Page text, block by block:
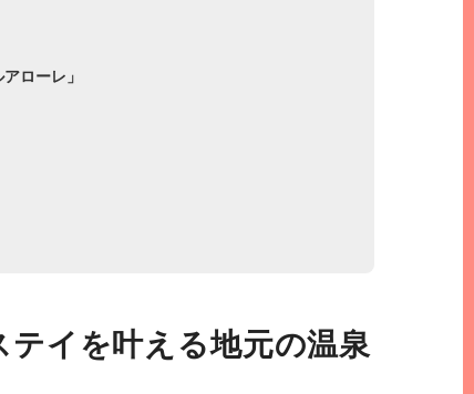
ローレ」
イを叶える地元の温泉